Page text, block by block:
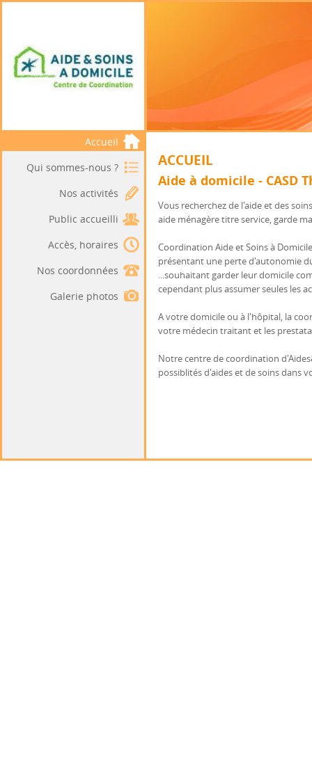
Accueil
Qui sommes-nous ?
Nos activités
Public accueilli
Accès, horaires
Nos coordonnées
Galerie photos
ACCUEIL
Aide à domicile - CASD
Vous recherchez de l'aide et des
aide ménagère titre service, garde
Coordination Aide et Soins à
présentant une perte d'autonomie
...souhaitant garder leur domicile
cependant plus assumer seules les
A votre domicile ou à l'hôpital, la
votre médecin traitant et les
Notre centre de coordination
possiblités d'aides et de soins dans